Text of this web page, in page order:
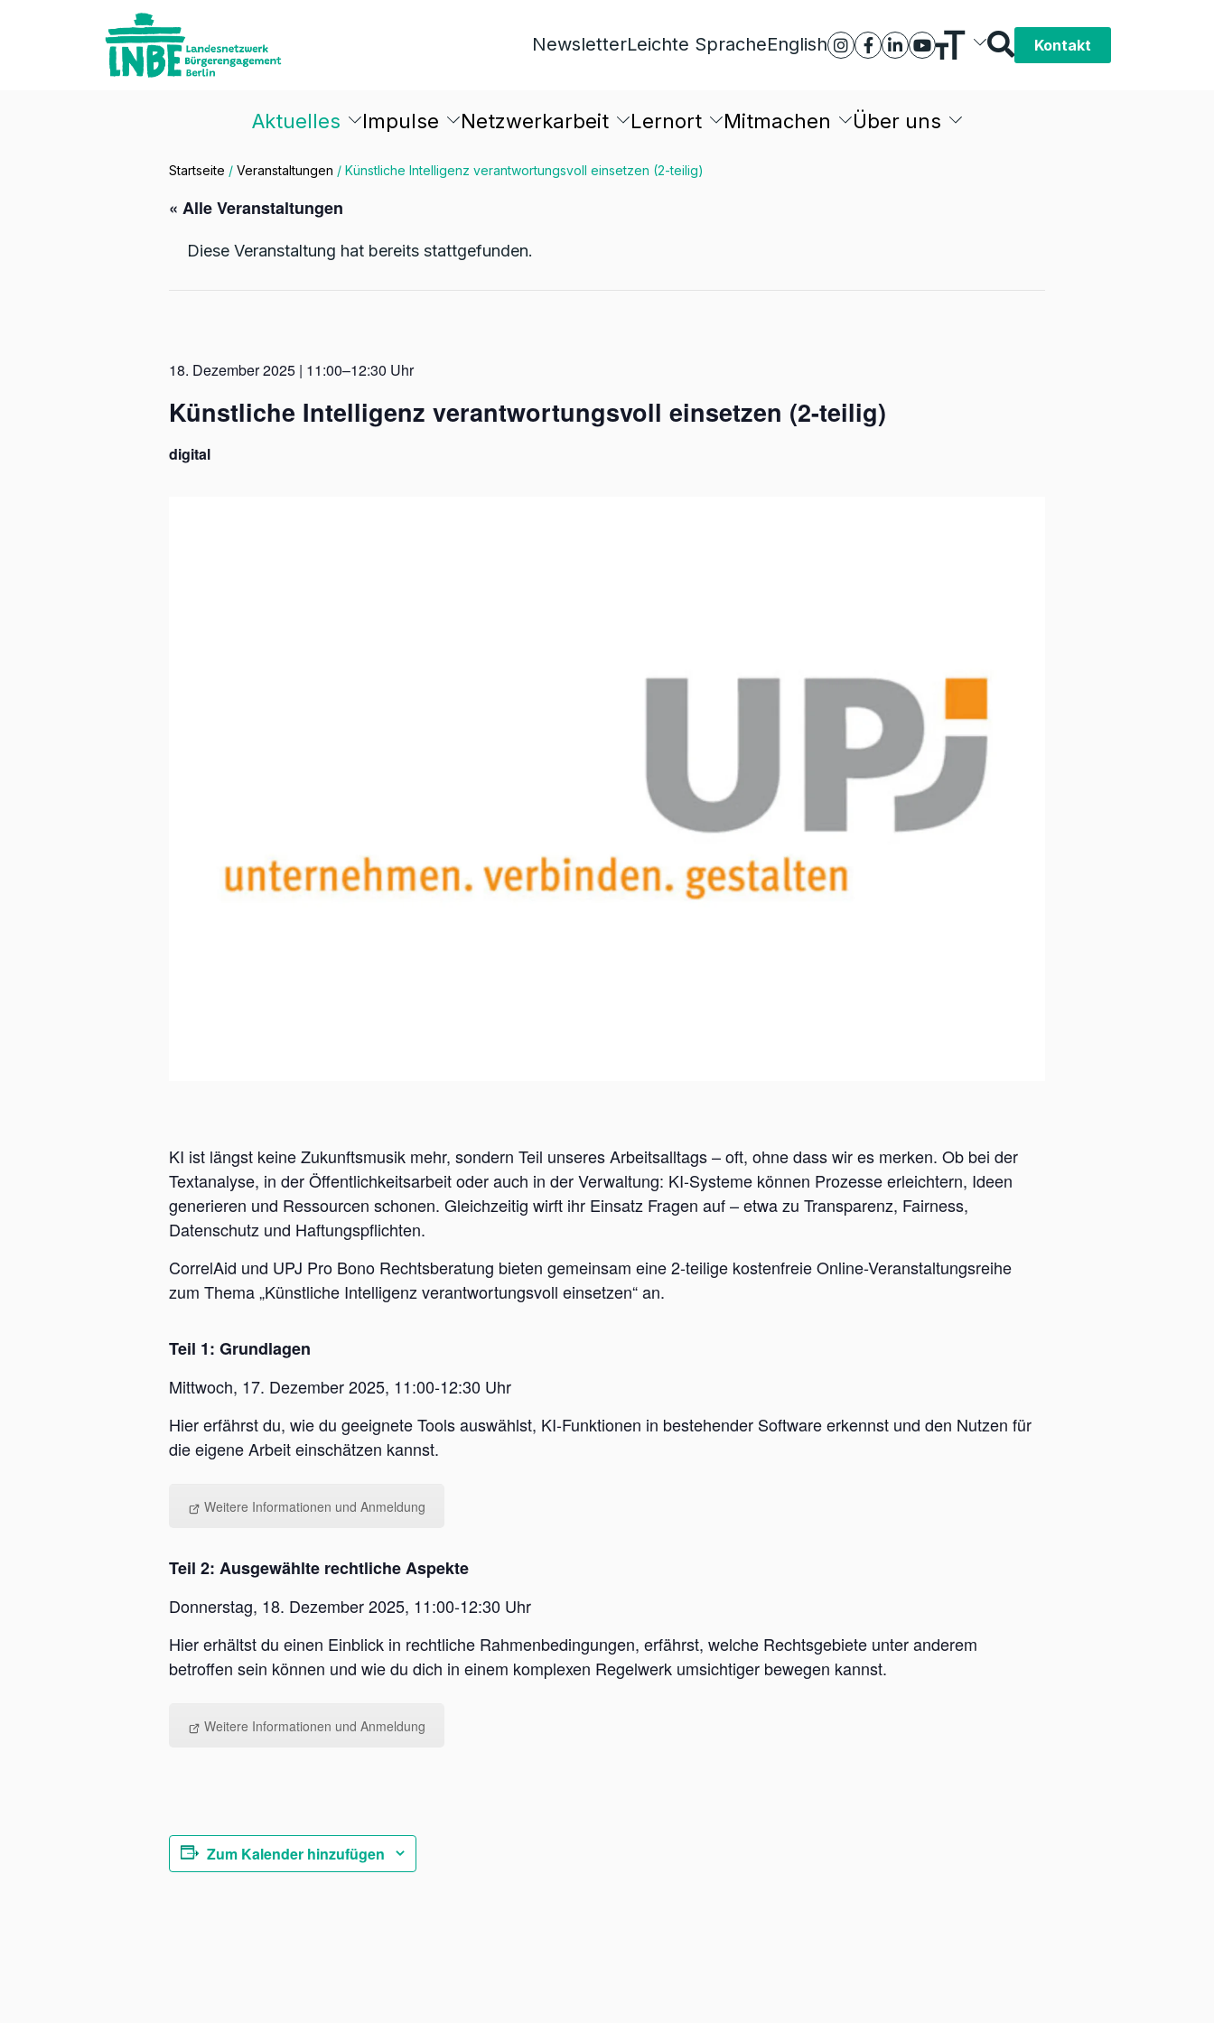
NewsletterLeichte SpracheEnglish Kontakt
Aktuelles Impulse Netzwerkarbeit Lernort Mitmachen Über uns
Startseite / Veranstaltungen / Künstliche Intelligenz verantwortungsvoll einsetzen (2-teilig)
« Alle Veranstaltungen
Diese Veranstaltung hat bereits stattgefunden.
18. Dezember 2025 | 11:00–12:30 Uhr
Künstliche Intelligenz verantwortungsvoll einsetzen (2-teilig)
digital
KI ist längst keine Zukunftsmusik mehr, sondern Teil unseres Arbeitsalltags – oft, ohne dass wir es merken. Ob bei der
Textanalyse, in der Öffentlichkeitsarbeit oder auch in der Verwaltung: KI-Systeme können Prozesse erleichtern, Ideen
generieren und Ressourcen schonen. Gleichzeitig wirft ihr Einsatz Fragen auf – etwa zu Transparenz, Fairness,
Datenschutz und Haftungspflichten.
CorrelAid und UPJ Pro Bono Rechtsberatung bieten gemeinsam eine 2-teilige kostenfreie Online-Veranstaltungsreihe
zum Thema „Künstliche Intelligenz verantwortungsvoll einsetzen“ an.
Teil 1: Grundlagen
Mittwoch, 17. Dezember 2025, 11:00-12:30 Uhr
Hier erfährst du, wie du geeignete Tools auswählst, KI-Funktionen in bestehender Software erkennst und den Nutzen für
die eigene Arbeit einschätzen kannst.
Weitere Informationen und Anmeldung
Teil 2: Ausgewählte rechtliche Aspekte
Donnerstag, 18. Dezember 2025, 11:00-12:30 Uhr
Hier erhältst du einen Einblick in rechtliche Rahmenbedingungen, erfährst, welche Rechtsgebiete unter anderem
betroffen sein können und wie du dich in einem komplexen Regelwerk umsichtiger bewegen kannst.
Weitere Informationen und Anmeldung
Zum Kalender hinzufügen